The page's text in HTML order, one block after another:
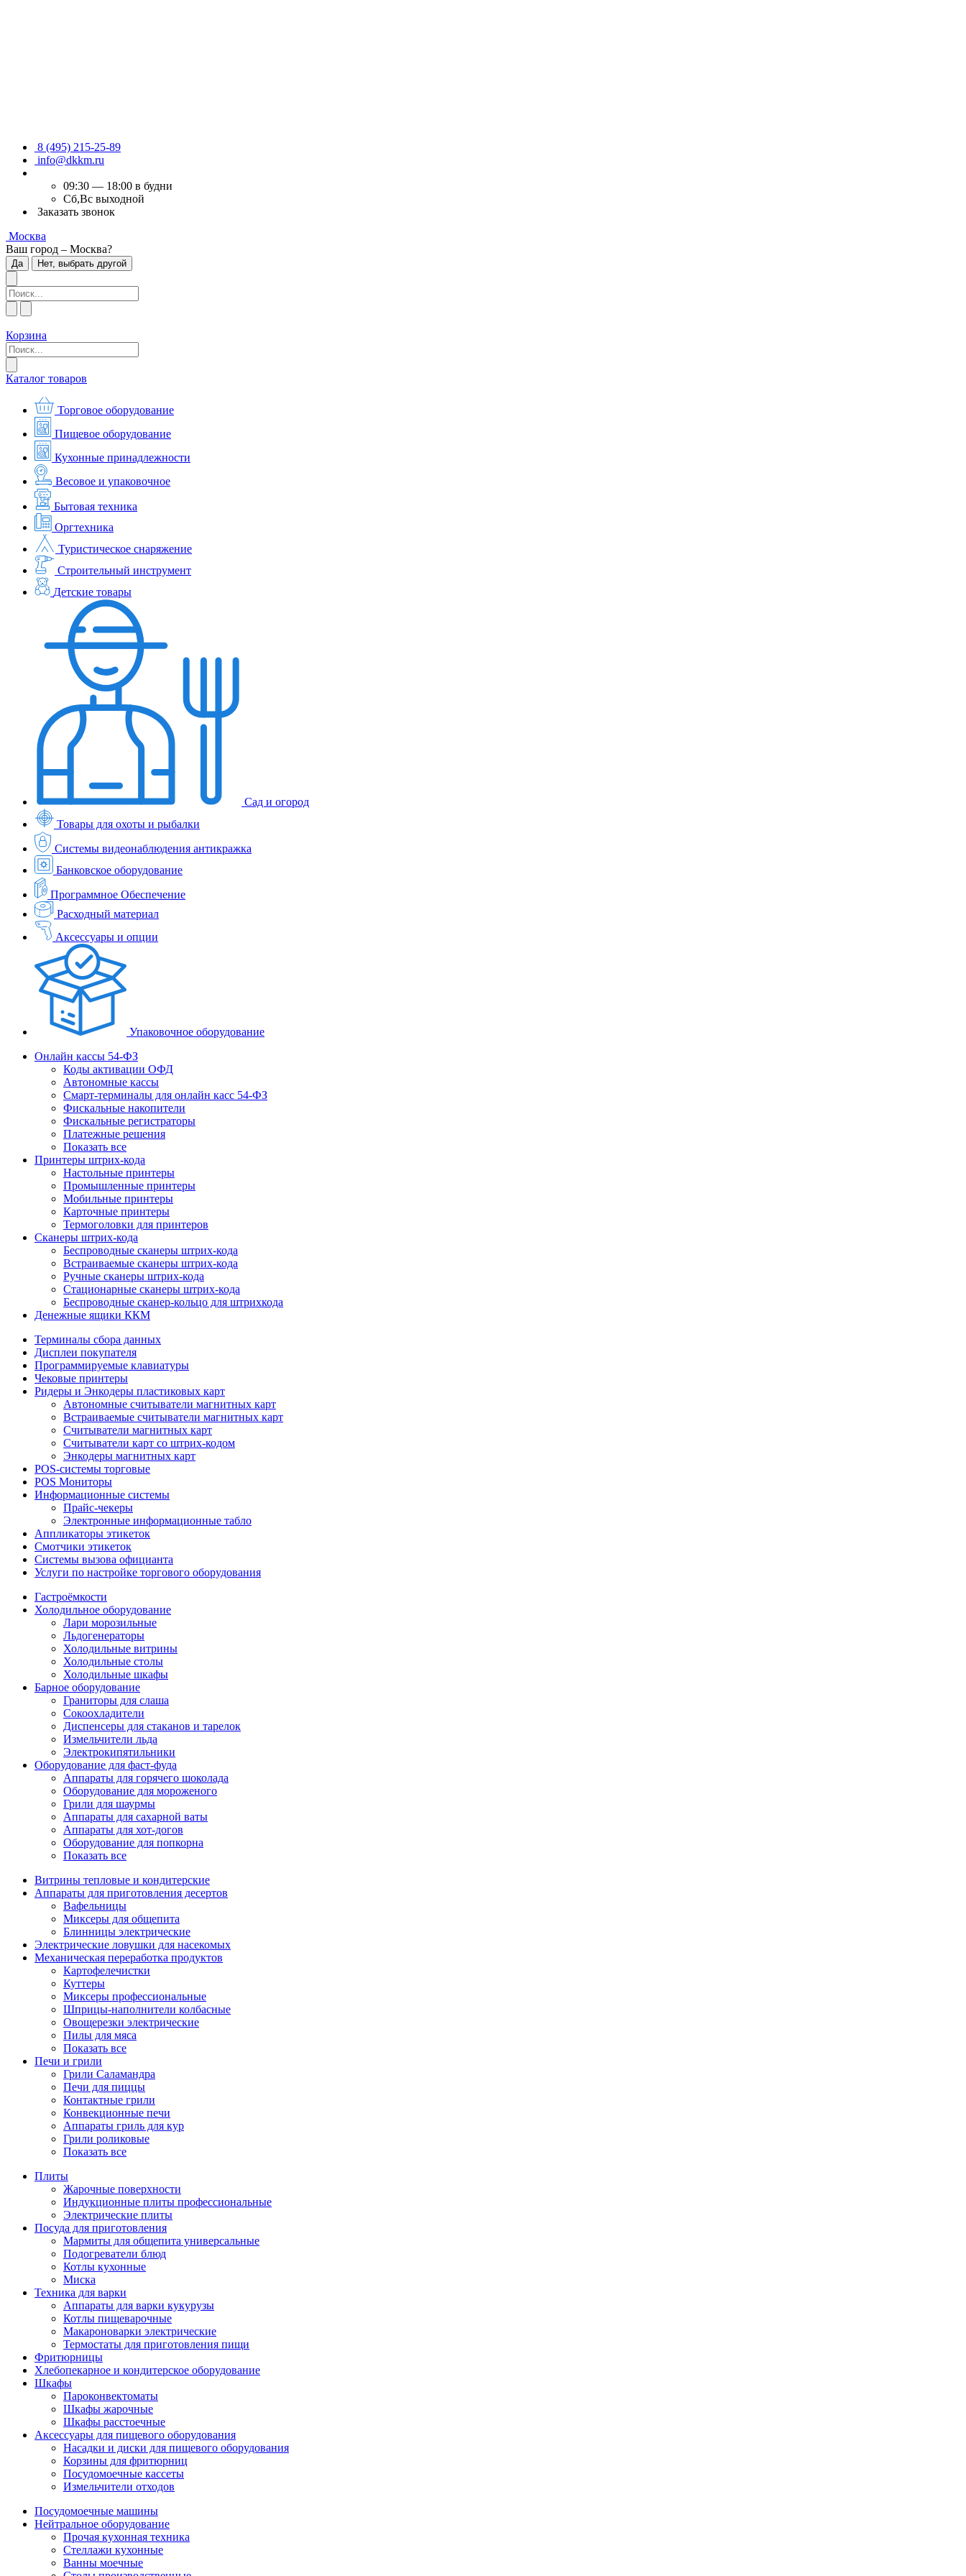
8 (495) 215-25-89
info@dkkm.ru
09:30 — 18:00 в будни
Сб,Вс выходной
Заказать звонок
Москва
Ваш город – Москва?
Да Нет, выбрать другой
Корзина
Каталог товаров
Торговое оборудование
Пищевое оборудование
Кухонные принадлежности
Весовое и упаковочное
Бытовая техника
Оргтехника
Туристическое снаряжение
Строительный инструмент
Детские товары
Сад и огород
Товары для охоты и рыбалки
Системы видеонаблюдения антикражка
Банковское оборудование
Программное Обеспечение
Расходный материал
Аксессуары и опции
Упаковочное оборудование
Онлайн кассы 54-ФЗ
Коды активации ОФД
Автономные кассы
Смарт-терминалы для онлайн касс 54-ФЗ
Фискальные накопители
Фискальные регистраторы
Платежные решения
Показать все
Принтеры штрих-кода
Настольные принтеры
Промышленные принтеры
Мобильные принтеры
Карточные принтеры
Термоголовки для принтеров
Сканеры штрих-кода
Беспроводные сканеры штрих-кода
Встраиваемые сканеры штрих-кода
Ручные сканеры штрих-кода
Стационарные сканеры штрих-кода
Беспроводные сканер-кольцо для штрихкода
Денежные ящики ККМ
Терминалы сбора данных
Дисплеи покупателя
Программируемые клавиатуры
Чековые принтеры
Ридеры и Энкодеры пластиковых карт
Автономные считыватели магнитных карт
Встраиваемые считыватели магнитных карт
Считыватели магнитных карт
Считыватели карт со штрих-кодом
Энкодеры магнитных карт
POS-системы торговые
POS Мониторы
Информационные системы
Прайс-чекеры
Электронные информационные табло
Аппликаторы этикеток
Смотчики этикеток
Системы вызова официанта
Услуги по настройке торгового оборудования
Гастроёмкости
Холодильное оборудование
Лари морозильные
Льдогенераторы
Холодильные витрины
Холодильные столы
Холодильные шкафы
Барное оборудование
Граниторы для слаша
Сокоохладители
Диспенсеры для стаканов и тарелок
Измельчители льда
Электрокипятильники
Оборудование для фаст-фуда
Аппараты для горячего шоколада
Оборудование для мороженого
Грили для шаурмы
Аппараты для сахарной ваты
Аппараты для хот-догов
Оборудование для попкорна
Показать все
Витрины тепловые и кондитерские
Аппараты для приготовления десертов
Вафельницы
Миксеры для общепита
Блинницы электрические
Электрические ловушки для насекомых
Механическая переработка продуктов
Картофелечистки
Куттеры
Миксеры профессиональные
Шприцы-наполнители колбасные
Овощерезки электрические
Пилы для мяса
Показать все
Печи и грили
Грили Саламандра
Печи для пиццы
Контактные грили
Конвекционные печи
Аппараты гриль для кур
Грили роликовые
Показать все
Плиты
Жарочные поверхности
Индукционные плиты профессиональные
Электрические плиты
Посуда для приготовления
Мармиты для общепита универсальные
Подогреватели блюд
Котлы кухонные
Миска
Техника для варки
Аппараты для варки кукурузы
Котлы пищеварочные
Макароноварки электрические
Термостаты для приготовления пищи
Фритюрницы
Хлебопекарное и кондитерское оборудование
Шкафы
Пароконвектоматы
Шкафы жарочные
Шкафы расстоечные
Аксессуары для пищевого оборудования
Насадки и диски для пищевого оборудования
Корзины для фритюрниц
Посудомоечные кассеты
Измельчители отходов
Посудомоечные машины
Нейтральное оборудование
Прочая кухонная техника
Стеллажи кухонные
Ванны моечные